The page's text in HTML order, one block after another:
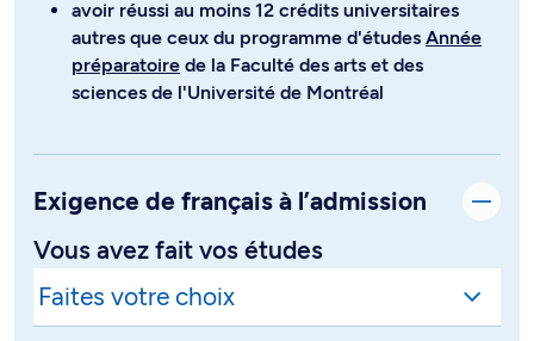
avoir réussi au moins 12 crédits universitaires
autres que ceux du programme d'études Année
préparatoire de la Faculté des arts et des
sciences de l'Université de Montréal
Exigence de français à l’admission
Vous avez fait vos études